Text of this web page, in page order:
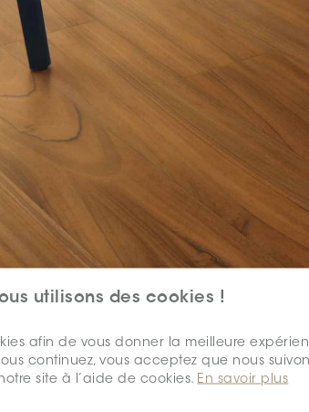
utilisons des cookies !
afin de vous donner la meilleure
continuez, vous acceptez que nous
site à l’aide de cookies. En savoir plus
COULEUR: *